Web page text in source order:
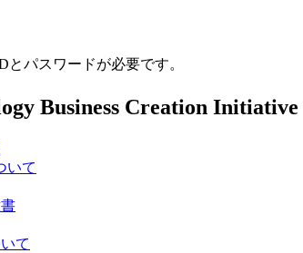
とパスワードが必要です。
いて
て